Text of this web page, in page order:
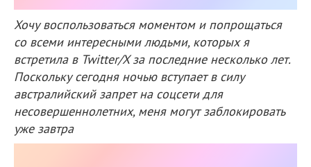
Хочу воспользоваться моментом и попрощаться
со всеми интересными людьми, которых я
встретила в Twitter/X за последние несколько лет.
Поскольку сегодня ночью вступает в силу
австралийский запрет на соцсети для
несовершеннолетних, меня могут заблокировать
уже завтра